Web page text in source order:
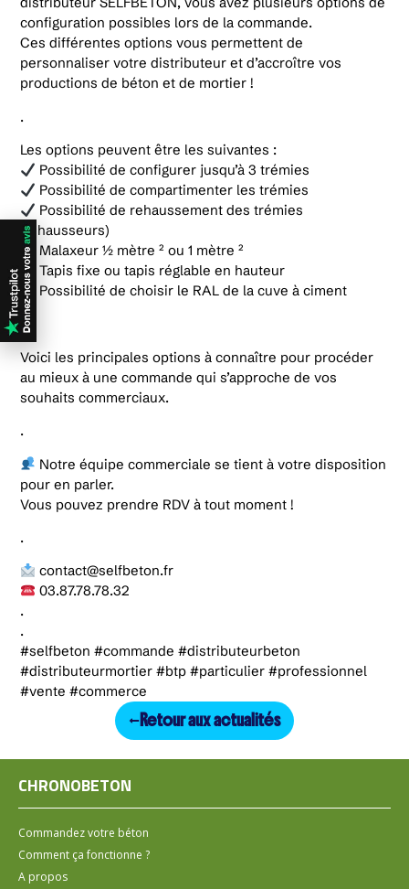
configuration possibles lors de la commande.
Ces différentes options vous permettent de
personnaliser votre distributeur et d’accroître vos
productions de béton et de mortier !
.
Les options peuvent être les suivantes :
Possibilité de configurer jusqu’à 3 trémies
Possibilité de compartimenter les trémies
Possibilité de rehaussement des trémies
(réhausseurs)
Malaxeur ½ mètre ² ou 1 mètre ²
Tapis fixe ou tapis réglable en hauteur
Possibilité de choisir le RAL de la cuve à ciment
.
Voici les principales options à connaître pour procéder
au mieux à une commande qui s’approche de vos
souhaits commerciaux.
.
Notre équipe commerciale se tient à votre disposition
pour en parler.
Vous pouvez prendre RDV à tout moment !
.
contact@selfbeton.fr
03.87.78.78.32
.
.
#selfbeton #commande #distributeurbeton
#distributeurmortier #btp #particulier #professionnel
#vente #commerce
Retour aux actualités
CHRONOBETON
Commandez votre béton
Comment ça fonctionne ?
A propos